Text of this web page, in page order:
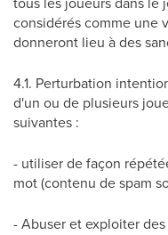
considérés comme une
donneront lieu à des
4.1. Perturbation
d'un ou de plusieurs
suivantes :
- utiliser de façon
mot (contenu de spam
- Abuser et exploiter